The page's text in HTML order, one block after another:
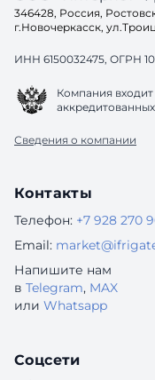
346428, Россия,
г.Новочеркасск,
ИНН 6150032475, ОГРН
Компания входит
Сведения о компании
Контакты
Телефон: +7 928 270
Email:
Напишите нам
в Telegram, MAX
или Whatsapp
Соцсети